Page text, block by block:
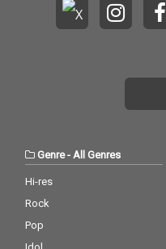
Genre-All Genres
Hi-res
Rock
Pop